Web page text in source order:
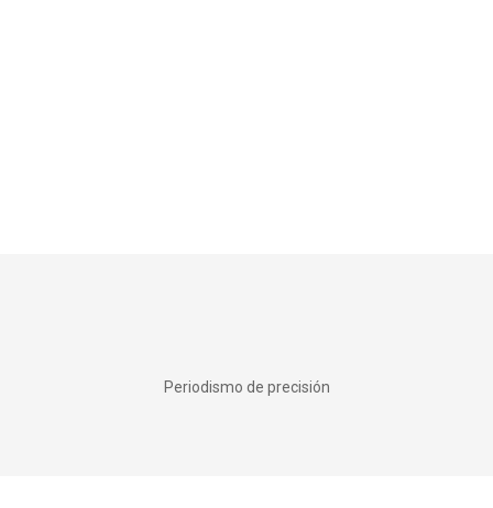
Periodismo de precisión